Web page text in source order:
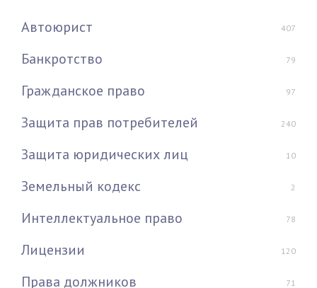
Автоюрист 407
Банкротство 79
Гражданское право 97
Защита прав потребителей 240
Защита юридических лиц 10
Земельный кодекс 2
Интеллектуальное право 78
Лицензии 120
Права должников 71